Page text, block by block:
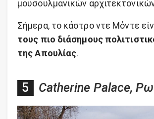
μουσουλμανικών
Σήμερα, το κάστρο ντε Μόντε
τους πιο διάσημους
της Απουλίας.
Catherine Palace,